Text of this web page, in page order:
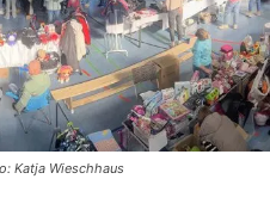
Katja Wieschhaus